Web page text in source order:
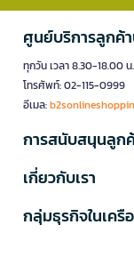
ศูนย์บริการลูกค้
ทุกวัน เวลา 8.30-18.00 น.
โทรศัพท์: 02-115-0999
อีเมล:
การสนับสนุนลูก
เกี่ยวกับเรา
กลุ่มธุรกิจในเครือ